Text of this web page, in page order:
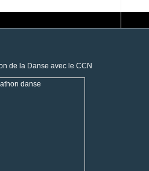
de la Danse avec le CCN